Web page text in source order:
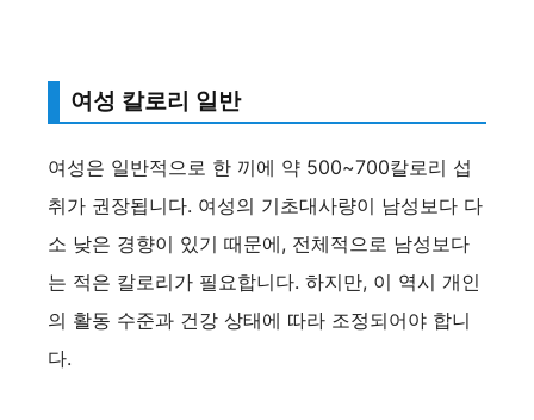
여성 칼로리 일반
여성은 일반적으로 한 끼에 약 500~700칼로리 섭
취가 권장됩니다. 여성의 기초대사량이 남성보다 다
소 낮은 경향이 있기 때문에, 전체적으로 남성보다
는 적은 칼로리가 필요합니다. 하지만, 이 역시 개인
의 활동 수준과 건강 상태에 따라 조정되어야 합니
다.